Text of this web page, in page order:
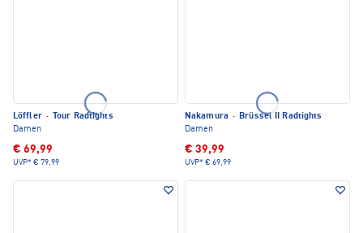
Löffler ·
Tour Radtights
Damen
€ 69,99
UVP* € 79,99
Nakamura · Brüssel II Radtights
Damen
€ 39,99
UVP* € 69,99